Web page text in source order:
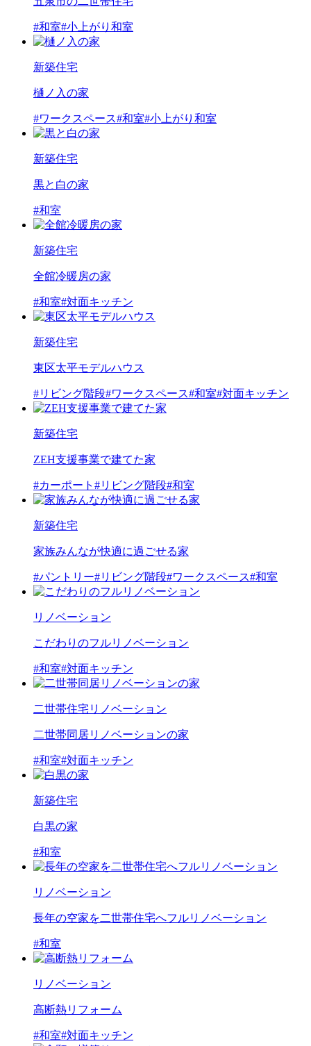
#和室#小上がり和室
新築住宅
樋ノ入の家
#ワークスペース#和室#小上がり和室
新築住宅
黒と白の家
#和室
新築住宅
全館冷暖房の家
#和室#対面キッチン
新築住宅
東区太平モデルハウス
#リビング階段#ワークスペース#和室#対面キッチン
新築住宅
ZEH支援事業で建てた家
#カーポート #リビング階段#和室
新築住宅
家族みんなが快適に過ごせる家
#パントリー#リビング階段#ワークスペース#和室
リノベーション
こだわりのフルリノベーション
#和室#対面キッチン
二世帯住宅 リノベーション
二世帯同居リノベーションの家
#和室#対面キッチン
新築住宅
白黒の家
#和室
リノベーション
長年の空家を二世帯住宅へフルリノベーション
#和室
リノベーション
高断熱リフォーム
#和室#対面キッチン